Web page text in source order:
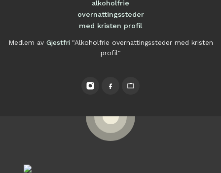
Medlem av Gjestfri "Alkoholfrie overnattingssteder med kristen
profil"